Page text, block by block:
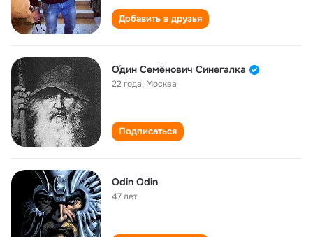
Добавить в друзья
О́дин Семёнович Синегалка
22 года, Москва
Подписаться
Odin Odin
47 лет